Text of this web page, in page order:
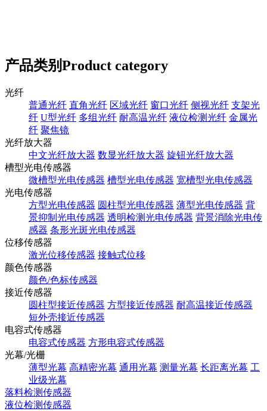
产品类别Product category
光纤
普通光纤 直角光纤 区域光纤 窗口光纤 侧视光纤 支架光
纤 U型光纤 多组光纤 耐高温光纤 液位检测光纤 金属光
纤 聚焦镜
光纤放大器
中文光纤放大器 数显光纤放大器 旋钮光纤放大器
槽型光电传感器
微槽型光电传感器 槽型光电传感器 宽槽型光电传感器
光电传感器
方型光电传感器 圆柱型光电传感器 薄型光电传感器 背
景抑制光电传感器 透明检测光电传感器 背景消除光电传
感器 条形光斑光电传感器
位移传感器
激光位移传感器 接触式位移
颜色传感器
颜色/色标传感器
接近传感器
圆柱型接近传感器 方型接近传感器 耐高温接近传感器
短外壳接近传感器
电容式传感器
电容式传感器 方形电容式传感器
光幕/光栅
薄型光幕 高精密光幕 通用光幕 测量光幕 长距离光幕 工
业级光幕
落料检测传感器
液位检测传感器